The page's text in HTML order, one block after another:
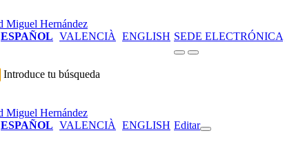
ESPAÑOL VALENCIÀ ENGLISH SEDE ELECTRÓNICA
Introduce tu búsqueda
ESPAÑOL VALENCIÀ ENGLISH Editar